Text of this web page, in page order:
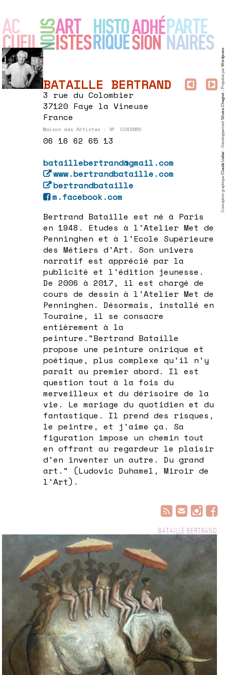
BATAILLE BERTRAND
3 rue du Colombier
37120 Faye la Vineuse
France
Maison des Artistes : NoCO45560
06 16 62 65 13
bataillebertrand@gmail.com
www.bertrandbataille .com
bertrandbataille
m .facebook.com
Bertrand Bataille est né à Paris
en 1948. Etudes à l'Atelier Met de
Penninghen et à l'Ecole Supérieure
des Métiers d'Art. Son univers
narratif est apprécié par la
publicité et l'édition jeunesse.
De 2006 à 2017, il est chargé de
cours de dessin à l'Atelier Met de
Penninghen. Désormais, installé en
Touraine, il se consacre
entièrement à la
peinture."Bertrand Bataille
propose une peinture onirique et
poétique, plus complexe qu'il n'y
paraît au premier abord. Il est
question tout à la fois du
merveilleux et du dérisoire de la
vie. Le mariage du quotidien et du
fantastique. Il prend des risques,
le peintre, et j'aime ça. Sa
figuration impose un chemin tout
en offrant au regardeur le plaisir
d'en inventer un autre. Du grand
art." (Ludovic Duhamel, Miroir de
l'Art).
BATAILLE BERTRAND
Conception graphique
Claude Lieber
- Développement
Silvère Chagnot
- Propulsé par
Wordpress